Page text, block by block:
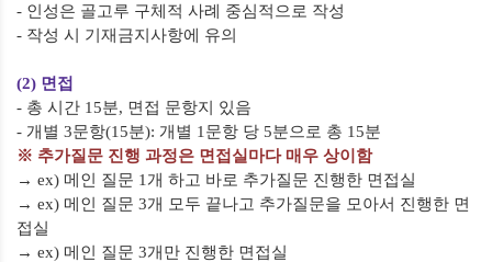
- 인성은 골고루 구체적 사례 중심적으로 작성
- 작성 시 기재금지사항에 유의
(2) 면접
- 총 시간 15분, 면접 문항지 있음
- 개별 3문항(15분): 개별 1 문항 당 5분으로 총 15분
※ 추가질문 진행 과정은 면접실마다 매우 상이함
→ ex) 메인 질문 1 개 하고 바로 추가질문 진행한 면접실
→ ex) 메인 질문 3개 모두 끝나고 추가질문을 모아서 진행한 면
접실
→ ex) 메인 질문 3개만 진행한 면접실